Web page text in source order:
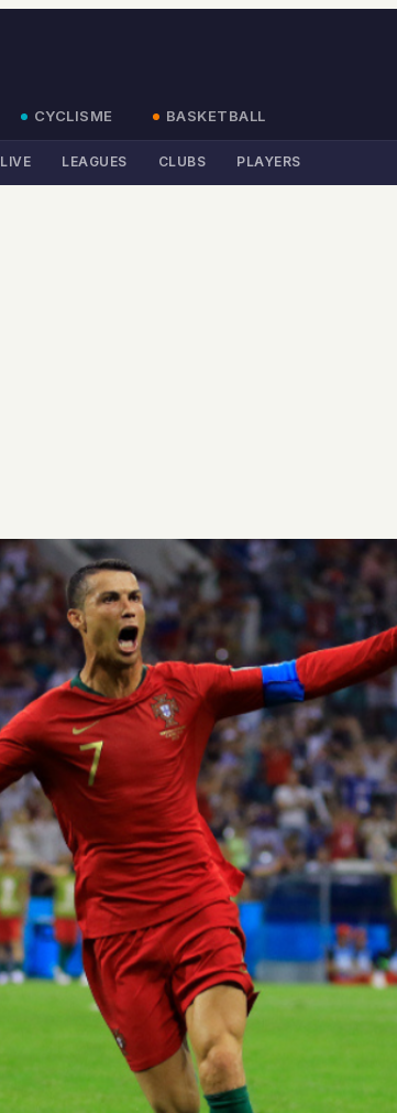
CYCLISME BASKETBALL
LIVE LEAGUES CLUBS PLAYERS